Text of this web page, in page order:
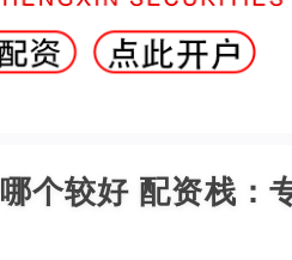
个较好 配资栈：